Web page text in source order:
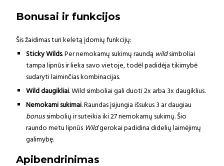
Bonusai ir funkcijos
Šis žaidimas turi keletą įdomių funkcijų:
Sticky Wilds. Per nemokamų sukimų raundą wildsimboliai
tampa lipnūs ir lieka savo vietoje, todėl padidėja tikimybė
sudaryti laiminčias kombinacijas.
Wild daugikliai. Wild simboliai gali duoti 2x arba 3x daugiklius.
Nemokami sukimai. Raundas įsijungia išsukus 3 ar daugiau
bonussimbolių ir suteikia iki 27 nemokamų sukimų. Šio
raundo metu lipnūs Wildgerokai padidina didelių laimėjimų
galimybę.
Apibendrinimas